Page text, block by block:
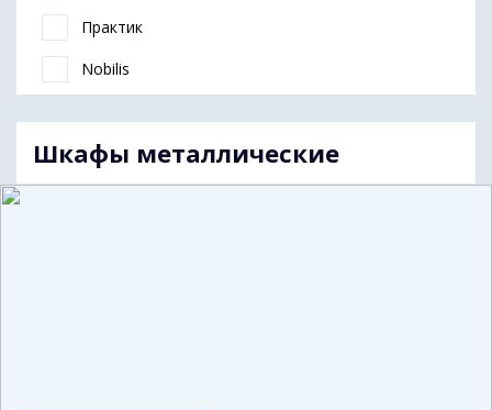
Практик
Nobilis
Шкафы металлические